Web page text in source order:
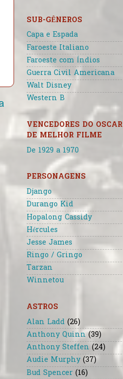
SUB-GÊNEROS
Capa e Espada
Faroeste Italiano
Faroeste com Índios
Guerra Civil Americana
Walt Disney
Western B
VENCEDORES DO OSCAR
DE MELHOR FILME
De 1929 a 1970
PERSONAGENS
Django
Durango Kid
Hopalong Cassidy
Hércules
Jesse James
Ringo / Gringo
Tarzan
Winnetou
ASTROS
Alan Ladd (26)
Anthony Quinn (39)
Anthony Steffen (24)
Audie Murphy (37)
Bud Spencer (16)